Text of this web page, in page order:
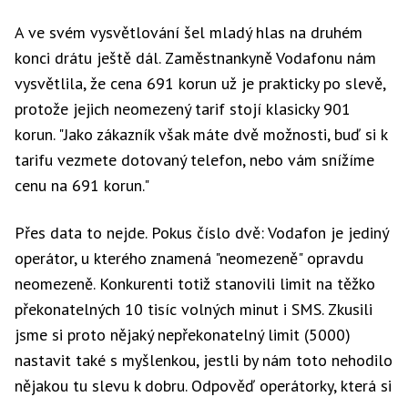
A ve svém vysvětlování šel mladý hlas na druhém
konci drátu ještě dál. Zaměstnankyně Vodafonu nám
vysvětlila, že cena 691 korun už je prakticky po slevě,
protože jejich neomezený tarif stojí klasicky 901
korun. "Jako zákazník však máte dvě možnosti, buď si k
tarifu vezmete dotovaný telefon, nebo vám snížíme
cenu na 691 korun."
Přes data to nejde. Pokus číslo dvě: Vodafon je jediný
operátor, u kterého znamená "neomezeně" opravdu
neomezeně. Konkurenti totiž stanovili limit na těžko
překonatelných 10 tisíc volných minut i SMS. Zkusili
jsme si proto nějaký nepřekonatelný limit (5000)
nastavit také s myšlenkou, jestli by nám toto nehodilo
nějakou tu slevu k dobru. Odpověď operátorky, která si